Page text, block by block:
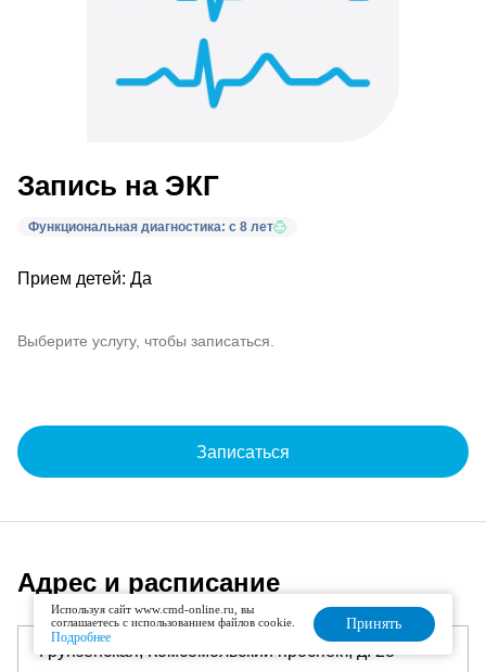
Запись на ЭКГ
Функциональная диагностика: с 8 лет
Прием детей: Да
Выберите услугу, чтобы записаться.
Записаться
Адрес и расписание
Используя сайт www.cmd-online.ru, вы
соглашаетесь с использованием файлов cookie.
Подробнее
Принять